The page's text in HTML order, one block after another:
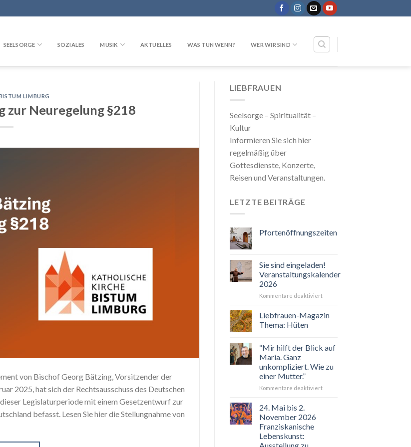
SEELSORGE SOZIALES MUSIK AKTUELLES WAS TUN WENN? WER WIR SIND
LIMBURG
zur Neuregelung §218
von Bischof Georg Bätzing, Vorsitzender der
2025, hat sich der Rechtsausschuss des Deutschen
Legislaturperiode mit einem Gesetzentwurf zur
befasst. Lesen Sie hier die Stellungnahme von
LIEBFRAUEN
Seelsorge – Spiritualität –
Kultur
Informieren Sie sich hier
regelmäßig über
Gottesdienste, Konzerte,
Reisen und Veranstaltungen.
LETZTE BEITRÄGE
Pfortenöffnungszeiten
Sie sind eingeladen!
Veranstaltungskalender
2026
Kommentare deaktiviertfür
sind
Liebfrauen-Magazin
Thema: Hüten
“Mir hilft der Blick auf
Maria. Ganz
unkompliziert. Wie zu
einer Mutter.”
Kommentare deaktiviertfür
24. Mai bis 2.
November 2026
Franziskanische
Lebenskunst: